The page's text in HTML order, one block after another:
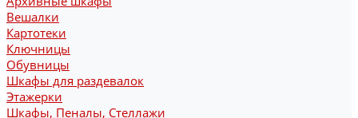
Вешалки
Картотеки
Ключницы
Обувницы
Шкафы для раздевалок
Этажерки
Шкафы, Пеналы, Стеллажи